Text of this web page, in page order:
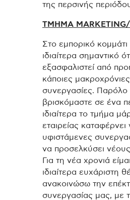
της περσινής
ΤΜΗΜΑ
Στο εμπορικό κομμάτι
ιδιαίτερα σημαντικό
εξασφαλιστεί από
κάποιες μακροχρόνιες
συνεργασίες. Παρόλο
βρισκόμαστε σε ένα
ιδιαίτερα το τμήμα
εταιρείας
υφιστάμενες
να προσελκύσει
Για τη νέα χρονιά
ιδιαίτερα ευχάριστη
ανακοινώσω την
συνεργασίας μας, με